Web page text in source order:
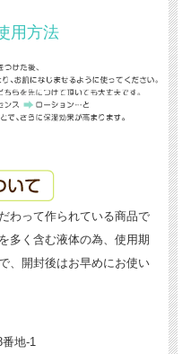
用方法
わって作られている商品で
多く含む液体の為、使用期
、開封後はお早めにお使い
地-1